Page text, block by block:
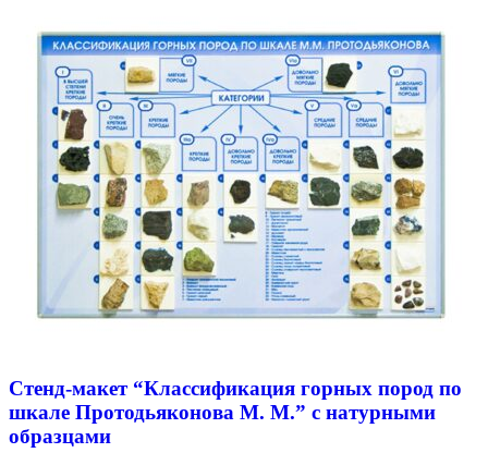
Стенд-макет “Классификация горных пород по
шкале Протодьяконова М. М.” с натурными
образцами